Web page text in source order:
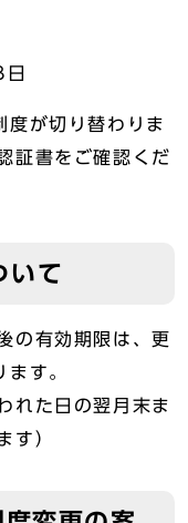
が切り替わりま
証書をご確認くだ
いて
の有効期限は、更
ます。
れた日の翌月末ま
す）